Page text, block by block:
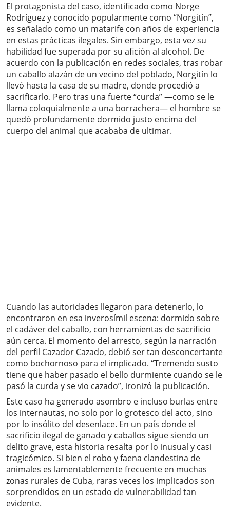
El protagonista del caso, identificado como Norge
Rodríguez y conocido popularmente como “Norgitín”,
es señalado como un matarife con años de experiencia
en estas prácticas ilegales. Sin embargo, esta vez su
habilidad fue superada por su afición al alcohol. De
acuerdo con la publicación en redes sociales, tras robar
un caballo alazán de un vecino del poblado, Norgitín lo
llevó hasta la casa de su madre, donde procedió a
sacrificarlo. Pero tras una fuerte “curda” —como se le
llama coloquialmente a una borrachera— el hombre se
quedó profundamente dormido justo encima del
cuerpo del animal que acababa de ultimar.
Cuando las autoridades llegaron para detenerlo, lo
encontraron en esa inverosímil escena: dormido sobre
el cadáver del caballo, con herramientas de sacrificio
aún cerca. El momento del arresto, según la narración
del perfil Cazador Cazado, debió ser tan desconcertante
como bochornoso para el implicado. “Tremendo susto
tiene que haber pasado el bello durmiente cuando se le
pasó la curda y se vio cazado”, ironizó la publicación.
Este caso ha generado asombro e incluso burlas entre
los internautas, no solo por lo grotesco del acto, sino
por lo insólito del desenlace. En un país donde el
sacrificio ilegal de ganado y caballos sigue siendo un
delito grave, esta historia resalta por lo inusual y casi
tragicómico. Si bien el robo y faena clandestina de
animales es lamentablemente frecuente en muchas
zonas rurales de Cuba, raras veces los implicados son
sorprendidos en un estado de vulnerabilidad tan
evidente.